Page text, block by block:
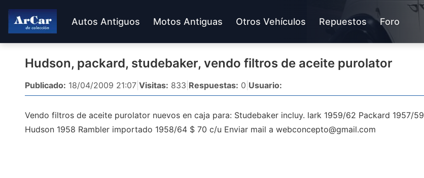
Autos Antiguos Motos Antiguas Otros Vehículos Repuestos Foro
Hudson, packard, studebaker, vendo filtros de aceite purolator
Publicado: 18/04/2009 21:07 Visitas: 833 Respuestas: 0 Usuario:
Vendo filtros de aceite purolator nuevos en caja para: Studebaker incluy. lark 1959/62 Packard 1957/59
Hudson 1958 Rambler importado 1958/64 $ 70 c/u Enviar mail a webconcepto@gmail.com